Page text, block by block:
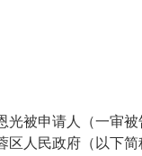
被申请人（一审被
人民政府（以下